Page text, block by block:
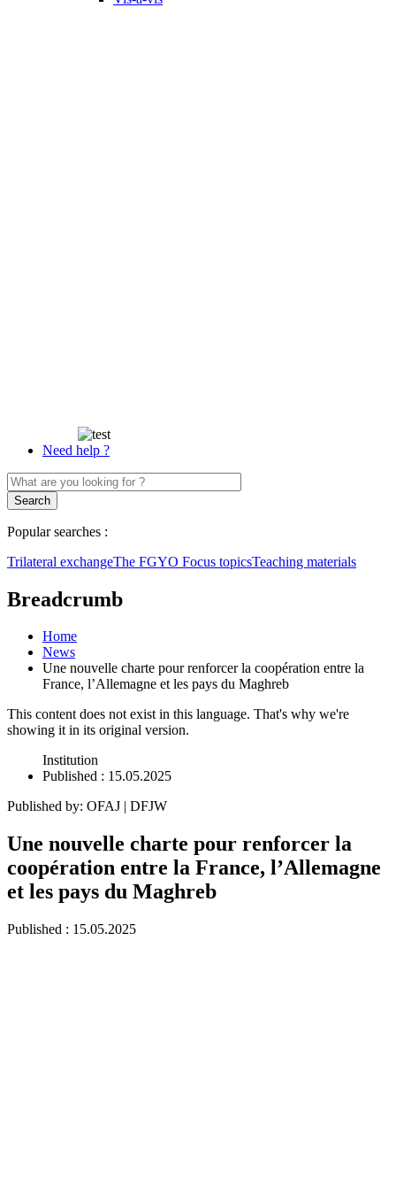
Need help ?
Popular searches :
Trilateral exchangeThe FGYO Focus topicsTeaching materials
Breadcrumb
Home
News
Une nouvelle charte pour renforcer la coopération entre la
France, l’Allemagne et les pays du Maghreb
This content does not exist in this language. That's why we're
showing it in its original version.
Institution
Published : 15.05.2025
Published by: OFAJ | DFJW
Une nouvelle charte pour renforcer la
coopération entre la France, l’Allemagne
et les pays du Maghreb
Published : 15.05.2025